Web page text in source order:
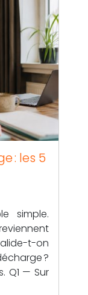
: les 5
simple.
t-on
?
Q1 — Sur